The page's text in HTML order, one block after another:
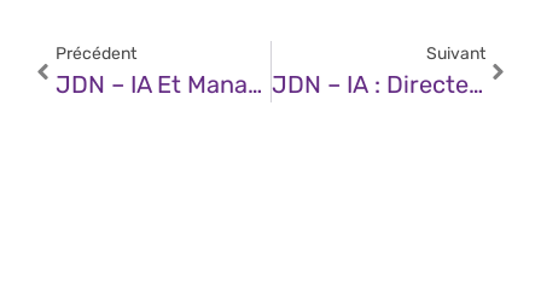
Précédent
JDN – IA Et Management De Produit : Ce Qu’on Ne Vous Dit Pas
Suivant
JDN – IA : Directeurs Financiers Vs. Directeurs Marketing, L’efficacité Vs. La Croissance